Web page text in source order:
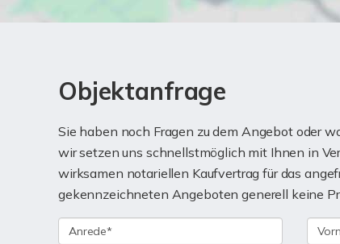
Objektanfrage
Sie haben noch Fragen zu dem Angebot oder
wir setzen uns schnellstmöglich mit Ihnen in
wirksamen notariellen Kaufvertrag für das
gekennzeichneten Angeboten generell keine